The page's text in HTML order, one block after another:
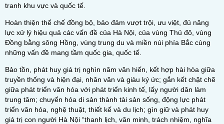
tranh khu vực và quốc tế.
Hoàn thiện thể chế đồng bộ, bảo đảm vượt trội, ưu việt, đủ năng
lực xử lý hiệu quả các vấn đề của Hà Nội, của vùng Thủ đô, vùng
Đồng bằng sông Hồng, vùng trung du và miền núi phía Bắc cùng
những vấn đề mang tầm quốc gia, quốc tế.
Bảo tồn, phát huy giá trị nghìn năm văn hiến, kết hợp hài hòa giữa
truyền thống và hiện đại, nhân văn và giàu ký ức; gắn kết chặt chẽ
giữa phát triển văn hóa với phát triển kinh tế, lấy người dân làm
trung tâm; chuyển hóa di sản thành tài sản sống, động lực phát
triển văn hóa, nghệ thuật, thiết kế và du lịch; gìn giữ và phát huy
giá trị con người Hà Nội “thanh lịch, văn minh, trách nhiệm, nghĩa